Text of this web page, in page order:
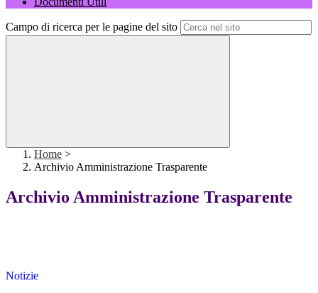
Campo di ricerca per le pagine del sito
Home >
Archivio Amministrazione Trasparente
Archivio Amministrazione Trasparente
Notizie